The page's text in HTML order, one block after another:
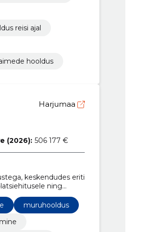
reisi ajal
hooldus
Harjumaa
(2026): 506 177 €
keskendudes eriti
ning
muruhooldus